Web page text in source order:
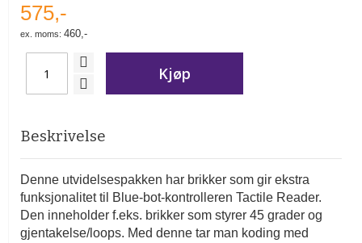
575,-
460,-
Kjøp
Beskrivelse
Denne utvidelsespakken har brikker som gir ekstra
funksjonalitet til Blue-bot-kontrolleren Tactile Reader.
Den inneholder f.eks. brikker som styrer 45 grader og
gjentakelse/loops. Med denne tar man koding med